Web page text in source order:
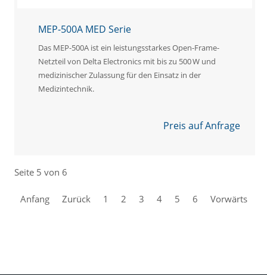
MEP-500A MED Serie
Das MEP-500A ist ein leistungsstarkes Open-Frame-
Netzteil von Delta Electronics mit bis zu 500 W und
medizinischer Zulassung für den Einsatz in der
Medizintechnik.
Preis auf Anfrage
Seite 5 von 6
Anfang Zurück 1 2 3 4 5 6 Vorwärts